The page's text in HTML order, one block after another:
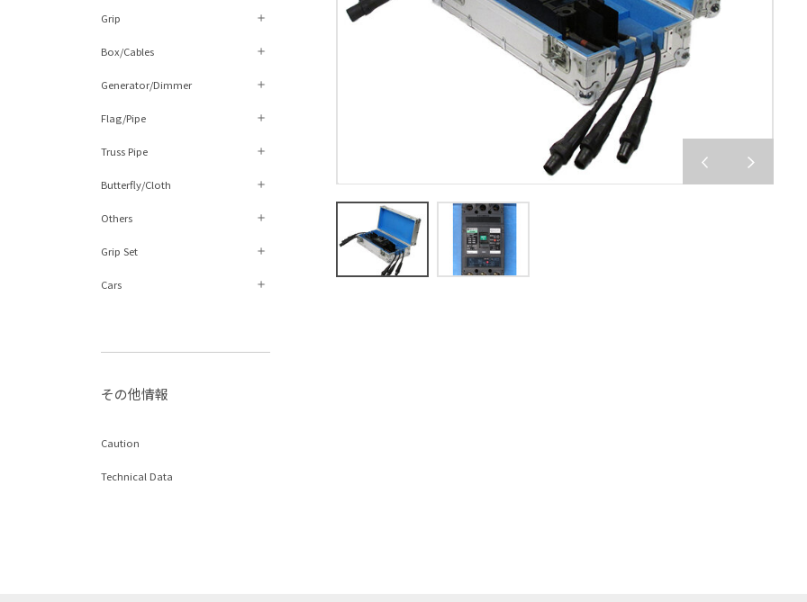
Grip
Box/Cables
Generator/Dimmer
Flag/Pipe
Truss Pipe
Butterfly/Cloth
Others
Grip Set
Cars
その他情報
Caution
Technical Data